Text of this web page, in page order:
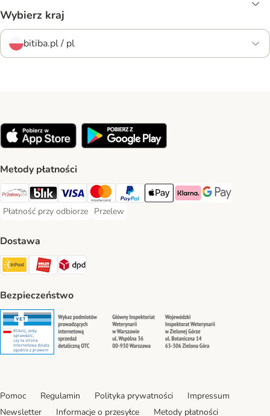
Wybierz kraj
bitiba.pl / pl
Metody płatności
Przelewy24 Payment Method
Blik Payment Method
VISA Payment Method
MasterCard Payment Method
PayPal Payment Method
Apple Pay Payment Method
Klarna Payment Method
Google Pay
Płatność przy odbiorze
Płatność przy odbiorze Payment Method
Przelew
Przelew Payment Method
Dostawa
InPost Shipping Method
ORLEN Paczka. Shipping Method
DPD Shipping Method
Bezpieczeństwo
Security Security Security
Pomoc Regulamin Polityka prywatności
Impressum
Newsletter
Informacje o przesyłce Metody płatności